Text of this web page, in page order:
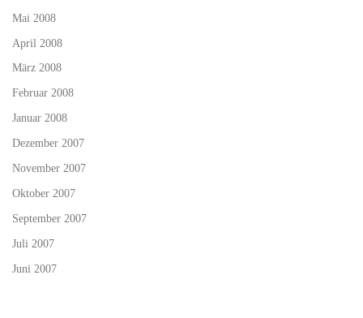
Mai 2008
April 2008
März 2008
Februar 2008
Januar 2008
Dezember 2007
November 2007
Oktober 2007
September 2007
Juli 2007
Juni 2007